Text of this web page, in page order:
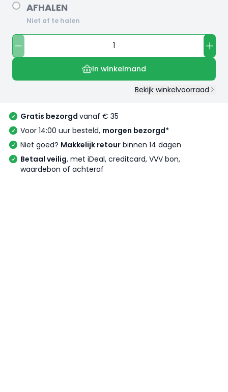
AFHALEN
Niet af te halen
In winkelmand
Bekijk winkelvoorraad
Gratis bezorgd vanaf € 35
Voor 14:00 uur besteld, morgen bezorgd*
Niet goed? Makkelijk retour binnen 14 dagen
Betaal veilig, met iDeal, creditcard, VVV bon,
waardebon of achteraf